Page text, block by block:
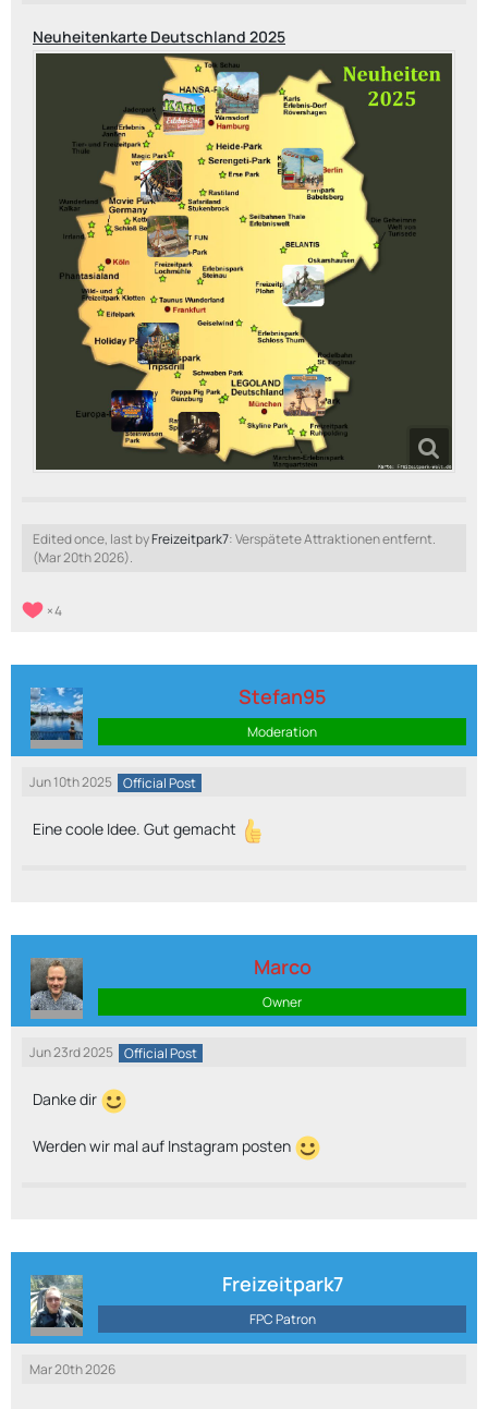
Neuheitenkarte Deutschland 2025
Edited once, last byFreizeitpark7: Verspätete Attraktionen entfernt.
(Mar 20th 2026).
4
Stefan95
Moderation
Jun 10th 2025 Official Post
Eine coole Idee. Gut gemacht
Marco
Owner
Jun 23rd 2025 Official Post
Danke dir
Werden wir mal auf Instagram posten
Freizeitpark7
FPC Patron
Mar 20th 2026